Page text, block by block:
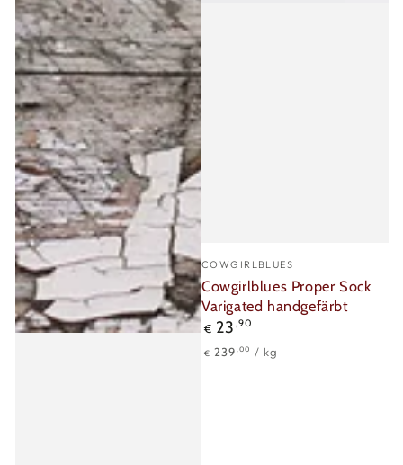
Verkäufer/in:
COWGIRLBLUES
Cowgirlblues Proper Sock
Varigated handgefärbt
Regulärer
Preis
€ 23 ,90
Stückpreis
€ 239 ,00 / pro
kg